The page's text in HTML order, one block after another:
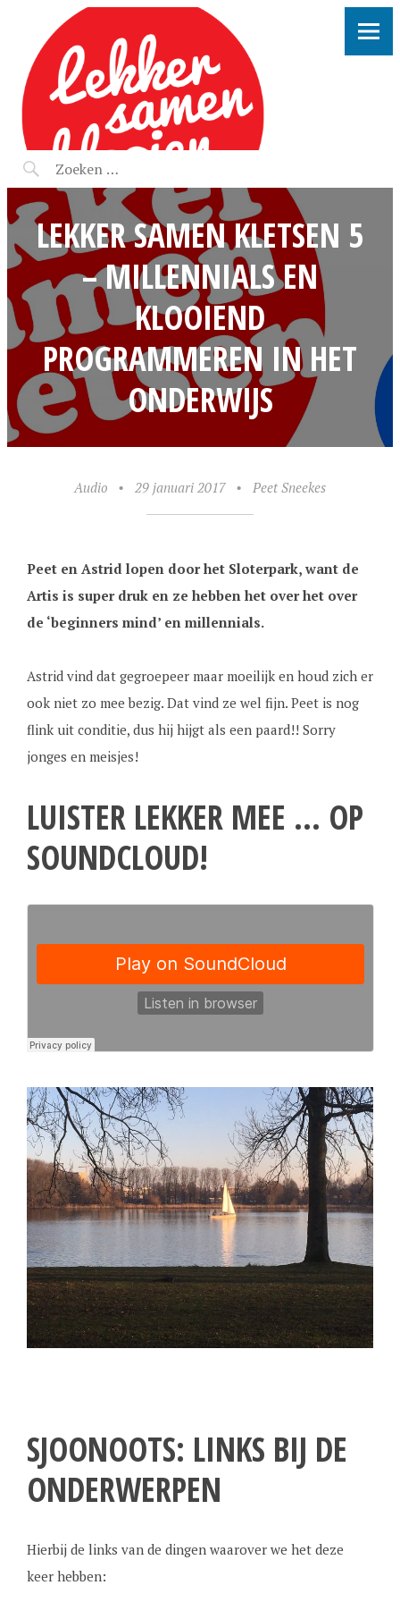
LEKKER SAMEN KLOOIEN
LEKKER SAMEN KLETSEN 5
– MILLENNIALS EN
KLOOIEND
PROGRAMMEREN IN HET
ONDERWIJS
Audio • 29 januari 2017 • Peet Sneekes
Peet en Astrid lopen door het Sloterpark, want de
Artis is super druk en ze hebben het over het over
de ‘beginners mind’ en millennials.
Astrid vind dat gegroepeer maar moeilijk en houd zich er
ook niet zo mee bezig. Dat vind ze wel fijn. Peet is nog
flink uit conditie, dus hij hijgt als een paard!! Sorry
jonges en meisjes!
LUISTER LEKKER MEE … OP
SOUNDCLOUD!
SJOONOOTS: LINKS BIJ DE
ONDERWERPEN
Hierbij de links van de dingen waarover we het deze
keer hebben: